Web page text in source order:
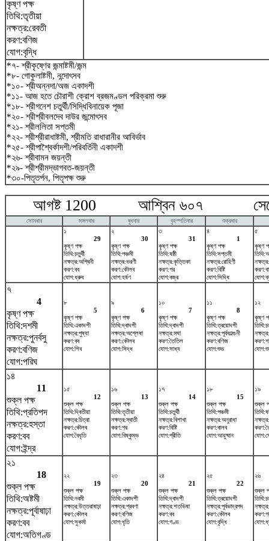
কৃষ্ণ পক্ষ
তিথি:তৃতীয়া
নক্ষত্র:রেবতী
করণ:বণিজ
যোগ:বৃদ্ধি
*৭- শ্রীকৃষ্ণের জন্মাষ্টমী/জন্ম
*৮- গোকুলাষ্টমী, নন্দোৎসব
*১০- শ্রীঅন্নদা/অজ একাদশী
*১১- আজ হতে চৌরাশী ক্রোশ ব্রজমণ্ডল পরিক্রমা শুরু
*১৮- শ্রীগনেশ চতুর্থী/সিদ্ধিবিনায়েক পূজা
*২০- শ্রীশ্রীবলদেব দাউর জন্মোৎসব
*২১- শ্রীললিতা সপ্তমী
*২২- শ্রীশ্রীরাধাষ্টমী, শ্রীমতি রাধারানীর আবির্ভাব
*২৫- শ্রীপাশ্বৈর্কাদশী/পরিবর্তিনী একাদশী
*২৬- শ্রীবামন জয়ন্তী
*২৯- শ্রীশ্রীমদ্ভাগবত-জয়ন্তী
*৩০-পিতৃতর্পন, পিতৃপক্ষ শুরু
আগষ্ট 1200 আশ্বিন ৬০৭
সোমবার মঙ্গলবার বুধবার বৃহস্পতিবার
শুক্রবার
১
29
কৃষ্ণ পক্ষ
তিথি:চতুর্থী
নক্ষত্র:অশ্বিনী
করণ:বব
যোগ:ধ্রুব
২
30
কৃষ্ণ পক্ষ
তিথি:পঞ্চমী
নক্ষত্র:ভরণী
করণ:কৌলব
যোগ:হর্ষণ
৩
31
কৃষ্ণ পক্ষ
তিথি:ষষ্ঠী
নক্ষত্র:কৃত্তিকা
করণ:গর
যোগ:বজ্র
৪
1
কৃষ্ণ পক্ষ
তিথি:সপ্তমী
নক্ষত্র:রোহিণী
করণ:বিষ্টি
যোগ:সিদ্ধি
৫
কৃষ্ণ
৭
4
কৃষ্ণ পক্ষ
তিথি:দশমী
নক্ষত্র:পুনর্বসু
করণ:বণিজ
যোগ:পরিঘ
৮
5
কৃষ্ণ পক্ষ
তিথি:একাদশী
নক্ষত্র:পুষ্যা
করণ:বব
যোগ:শিব
৯
6
কৃষ্ণ পক্ষ
তিথি:দ্বাদশী
নক্ষত্র:অশ্লেষা
করণ:কৌলব
যোগ:সিদ্ধ
১০
7
কৃষ্ণ পক্ষ
তিথি:দ্বাদশী
নক্ষত্র:মঘা
করণ:তৈতিল
যোগ:সাধ্য
১১
8
কৃষ্ণ পক্ষ
তিথি:ত্রয়োদশী
নক্ষত্র:পূর্বফাল্গুনী
করণ:বণিজ
যোগ:শুভ
১২
কৃষ্ণ
১৪
11
শুক্ল পক্ষ
তিথি:প্রতিপদ
নক্ষত্র:হস্তা
করণ:বব
যোগ:ইন্দ্র
১৫
12
শুক্ল পক্ষ
তিথি:দ্বিতীয়া
নক্ষত্র:চিত্রা
করণ:কৌলব
যোগ:বৈধৃতি
১৬
13
শুক্ল পক্ষ
তিথি:তৃতীয়া
নক্ষত্র:স্বাতী
করণ:গর
যোগ:বিষ্কুম্ভ
১৭
14
শুক্ল পক্ষ
তিথি:চতুর্থী
নক্ষত্র:বিশাখা
করণ:বিষ্টি
যোগ:প্রীতি
১৮
15
শুক্ল পক্ষ
তিথি:পঞ্চমী
নক্ষত্র:অনুরাধা
করণ:বালব
যোগ:আয়ুষ্মান
১৯
শুক্ল
২১
18
শুক্ল পক্ষ
তিথি:অষ্টমী
নক্ষত্র:পূর্বাষাঢ়া
করণ:বব
যোগ:অতিগণ্ড
২২
19
শুক্ল পক্ষ
তিথি:নবমী
নক্ষত্র:উত্তরাষাঢ়া
করণ:কৌলব
যোগ:সুকর্মা
২৩
20
শুক্ল পক্ষ
তিথি:একাদশী
নক্ষত্র:শ্রবণা
করণ:বণিজ
যোগ:ধৃতি
২৪
21
শুক্ল পক্ষ
তিথি:দ্বাদশী
নক্ষত্র:শতভিষ‌া
করণ:বব
যোগ:গণ্ড
২৫
22
শুক্ল পক্ষ
তিথি:ত্রয়োদশী
নক্ষত্র:পূর্বভাদ্রপদ
করণ:কৌলব
যোগ:বৃদ্ধি
২৬
শুক্ল